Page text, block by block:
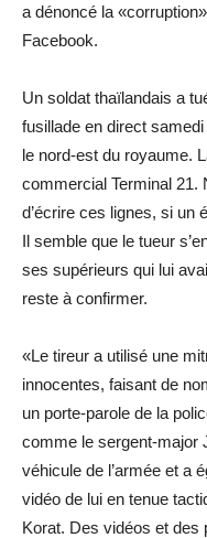
a dénoncé la
Facebook.
Un soldat thaïlandais a
fusillade en direct
le nord-est du royaume.
commercial Terminal 21.
d’écrire ces lignes, si un
Il semble que le tueur
ses supérieurs qui lui
reste à confirmer.
«Le tireur a utilisé une
innocentes, faisant de
un porte-parole de la
comme le sergent-major
véhicule de l’armée et a
vidéo de lui en tenue
Korat. Des vidéos et des